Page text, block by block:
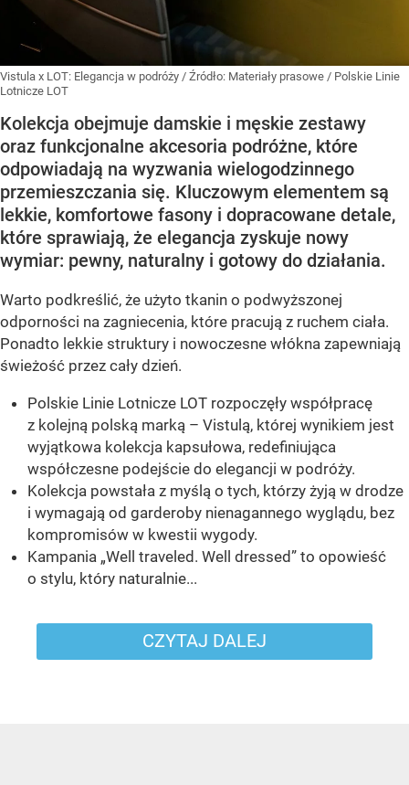
Vistula x LOT: Elegancja w podróży / Źródło: Materiały prasowe / Polskie Linie
Lotnicze LOT
Kolekcja obejmuje damskie i męskie zestawy
oraz funkcjonalne akcesoria podróżne, które
odpowiadają na wyzwania wielogodzinnego
przemieszczania się. Kluczowym elementem są
lekkie, komfortowe fasony i dopracowane detale,
które sprawiają, że elegancja zyskuje nowy
wymiar: pewny, naturalny i gotowy do działania.
Warto podkreślić, że użyto tkanin o podwyższonej
odporności na zagniecenia, które pracują z ruchem ciała.
Ponadto lekkie struktury i nowoczesne włókna zapewniają
świeżość przez cały dzień.
Polskie Linie Lotnicze LOT rozpoczęły współpracę
z kolejną polską marką – Vistulą, której wynikiem jest
wyjątkowa kolekcja kapsułowa, redefiniująca
współczesne podejście do elegancji w podróży.
Kolekcja powstała z myślą o tych, którzy żyją w drodze
i wymagają od garderoby nienagannego wyglądu, bez
kompromisów w kwestii wygody.
Kampania „Well traveled. Well dressed” to opowieść
o stylu, który naturalnie...
CZYTAJ DALEJ